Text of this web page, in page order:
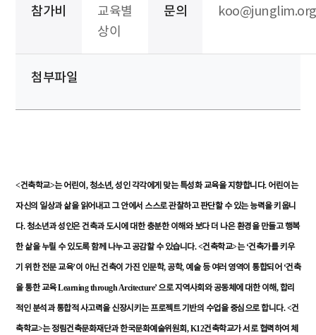
참가비
교육별
상이
문의 koo@junglim.org
첨부파일
<건축학교>는 어린이 ,청소년,성인 각각에게 맞는 특성화 교육을 지향합니다. 어린이는
자신의 일상과 삶을 읽어내고 그 안에서 스스로관찰하고 판단할 수 있는 능력을키웁니
다.청소년과성인은건축과 도시에 대한 충분한 이해와 보다 더 나은 환경을 만들고 행복
한 삶을 누릴 수 있도록함께 나누고 공감할 수 있습니다. <건축학교>는‘건축가를 키우
기 위한 전문 교육’이 아닌건축이 가진 인문학, 공학, 예술 등 여러 영역이 통합되어 ‘건축
을 통한 교육Learning through Arcitecture’ 으로 지역사회와 공동체에 대한 이해,합리
적인 분석과 통합적 사고력을 신장시키는 프로젝트 기반의 수업을 중심으로합니다. <건
축학교>는정림건축문화재단과한국문화예술위원회, K12건축학교가서로 협력하여 체